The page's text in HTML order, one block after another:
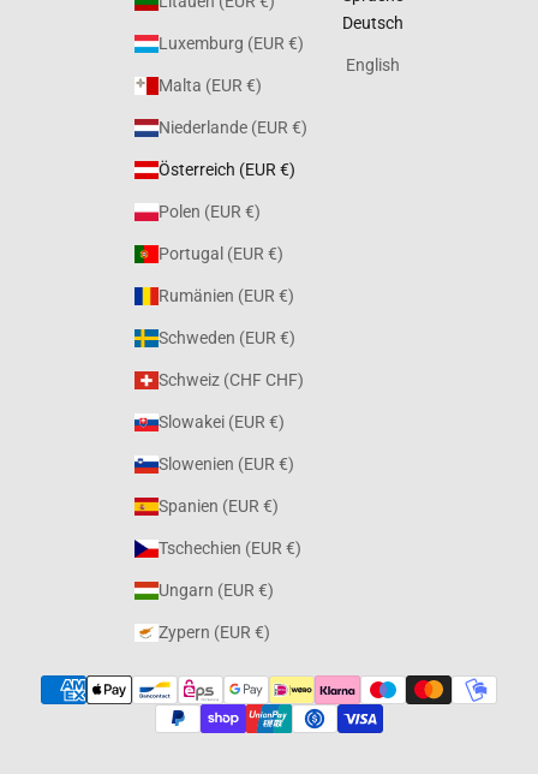
Luxemburg (EUR €)
Malta (EUR €)
Niederlande (EUR €)
Österreich (EUR €)
Polen (EUR €)
Portugal (EUR €)
Rumänien (EUR €)
Schweden (EUR €)
Schweiz (CHF CHF)
Slowakei (EUR €)
Slowenien (EUR €)
Spanien (EUR €)
Tschechien (EUR €)
Ungarn (EUR €)
Zypern (EUR €)
Deutsch
English